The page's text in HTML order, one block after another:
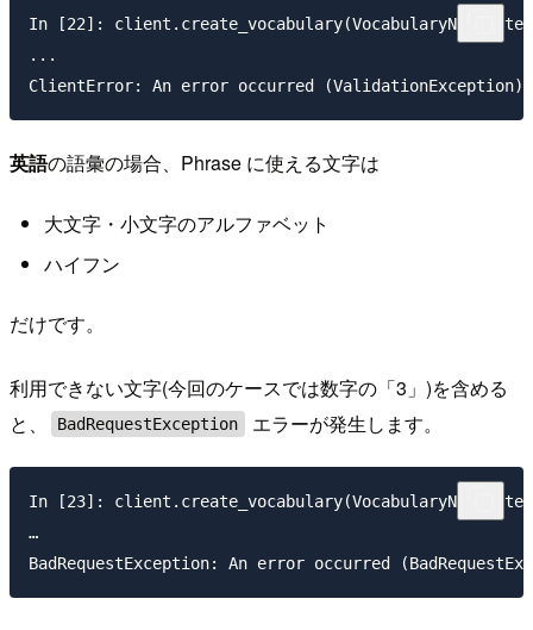
In [22]:
...
英語の語彙の場合、Phrase に使える文字は
大文字・小文字のアルファベット
ハイフン
だけです。
利用できない文字(今回のケースでは数字の「3」)を含める
と、
BadRequestException エラーが発生します。
In [23]:
…